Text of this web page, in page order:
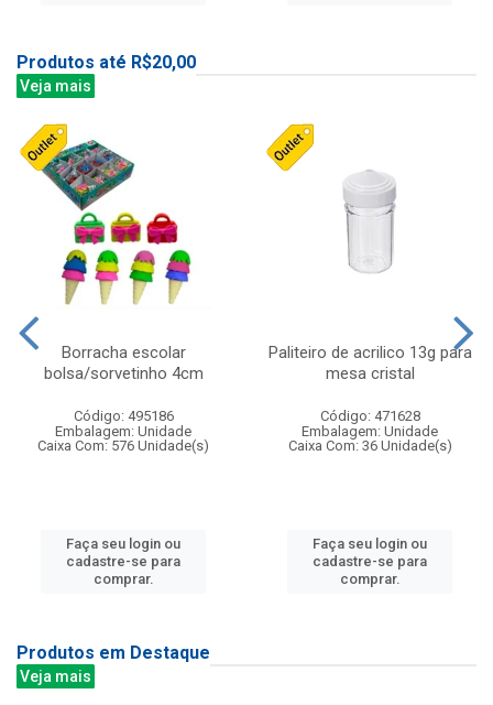
Produtos até R$20,00
Veja mais
Borracha escolar
bolsa/sorvetinho 4cm
Código: 495186
Embalagem: Unidade
Caixa Com: 576 Unidade(s)
Faça seu login ou
cadastre-se para
comprar.
Paliteiro de acrilico 13g para
mesa cristal
Código: 471628
Embalagem: Unidade
Caixa Com: 36 Unidade(s)
Faça seu login ou
cadastre-se para
comprar.
Produtos em Destaque
Veja mais